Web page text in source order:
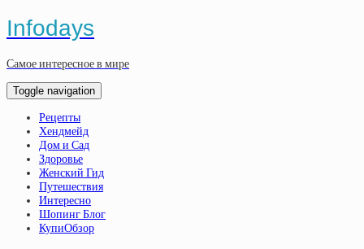
Infodays
Самое интересное в мире
Toggle navigation
Рецепты
Хендмейд
Дом и Сад
Здоровье
Женский Гид
Путешествия
Интересно
Шопинг Блог
КупиОбзор